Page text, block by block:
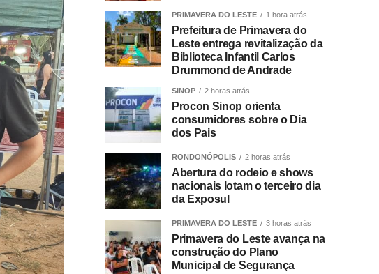
PRIMAVERA DO LESTE 1 hora atrás
Prefeitura de Primavera do
Leste entrega revitalização da
Biblioteca Infantil Carlos
Drummond de Andrade
SINOP 2 horas atrás
Procon Sinop orienta
consumidores sobre o Dia
dos Pais
RONDONÓPOLIS 2 horas atrás
Abertura do rodeio e shows
nacionais lotam o terceiro dia
da Exposul
PRIMAVERA DO LESTE 3 horas atrás
Primavera do Leste avança na
construção do Plano
Municipal de Segurança